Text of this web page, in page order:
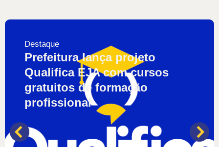
Destaque
Prefeitura lança projeto
Qualifica EJA com cursos
gratuitos de formação
profissional